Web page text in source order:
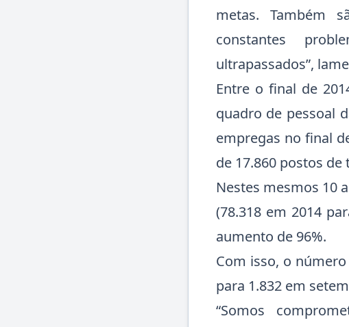
metas. Também
constantes
ultrapassados”,
Entre o final de
quadro de pessoal
empregas no final
de 17.860 postos de
Nestes mesmos 10
(78.318 em 2014
aumento de 96%.
Com isso, o
para 1.832 em
“Somos